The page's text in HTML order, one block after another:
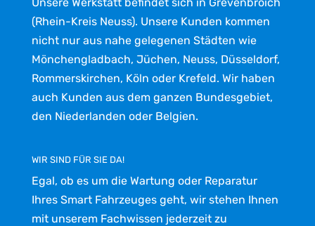
Unsere Werkstatt befindet sich in Grevenbroich
(Rhein-Kreis Neuss). Unsere Kunden kommen
nicht nur aus nahe gelegenen Städten wie
Mönchengladbach, Jüchen, Neuss, Düsseldorf,
Rommerskirchen, Köln oder Krefeld. Wir haben
auch Kunden aus dem ganzen Bundesgebiet,
den Niederlanden oder Belgien.
WIR SIND FÜR SIE DA!
Egal, ob es um die Wartung oder Reparatur
Ihres Smart Fahrzeuges geht, wir stehen Ihnen
mit unserem Fachwissen jederzeit zu